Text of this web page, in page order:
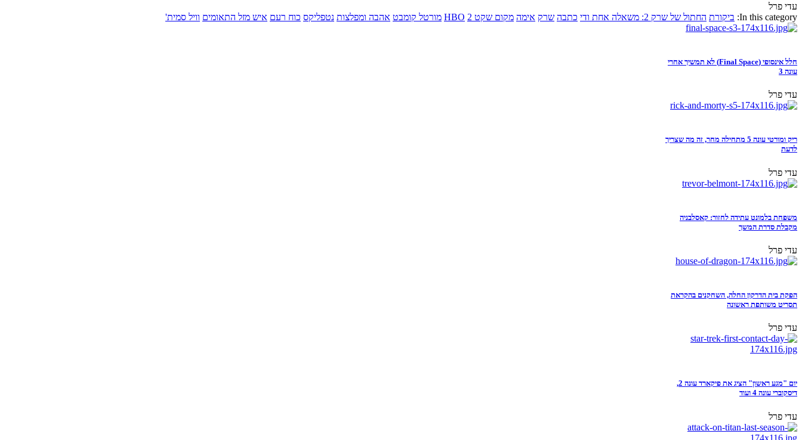
עדי פרל
In this category: ביקורת החתול של שרק 2: משאלה אחת ודי כתבה שרק אימה מקום שקט 2 HBO מורטל קומבט אהבה ומפלצות נטפליקס כוח רעם איש מזל התאומים וויל סמית'
חלל אינסופי (Final Space) לא תמשיך אחרי
עונה 3
עדי פרל
ריק ומורטי עונה 5 מתחילה מחר, זה מה שצריך
לדעת
עדי פרל
משפחת בלמונט עתידה לחזור: קאסלבניה
מקבלת סדרת המשך
עדי פרל
הפקת בית הדרקון החלה, השחקנים בהקראת
תסריט משותפת ראשונה
עדי פרל
יום "מגע ראשון" הציג את פיקארד עונה 2,
דיסקוברי עונה 4 ועוד
עדי פרל